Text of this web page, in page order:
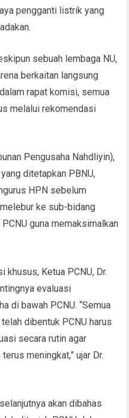
pengganti listrik yang
sebuah lembaga NU,
berkaitan langsung
rapat komisi, semua
melalui rekomendasi
Pengusaha Nahdliyin),
ditetapkan PBNU,
HPN sebelum
ke sub-bidang
guna memaksimalkan
Ketua PCNU, Dr.
evaluasi
di bawah PCNU. “Semua
dibentuk PCNU harus
secara rutin agar
meningkat,” ujar Dr.
akan dibahas